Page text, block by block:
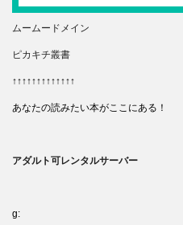
ムームードメイン
ピカキチ叢書
↑↑↑↑↑↑↑↑↑↑↑↑↑
あなたの読みたい本がここにある！
アダルト可レンタルサーバー
g: